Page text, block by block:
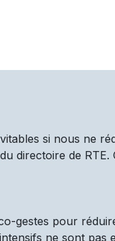
si nous ne
directoire de RTE.
gestes pour
ne sont pas